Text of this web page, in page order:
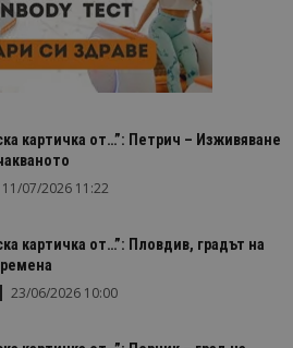
картичка от…”: Петрич – Изживяване
11/07/2026 11:22
картичка от…”: Пловдив, градът на
23/06/2026 10:00